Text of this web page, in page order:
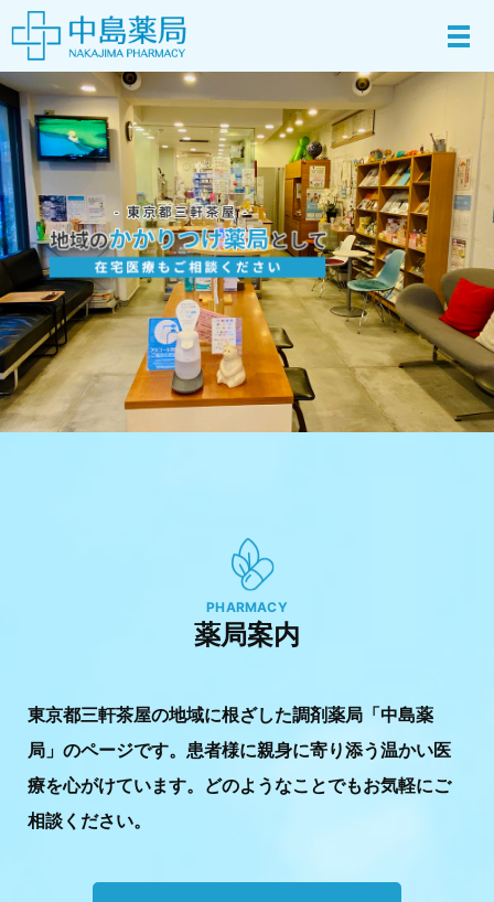
PHARMACY
薬局案内
東京都三軒茶屋の地域に根ざした調剤薬局「中島薬
局」のページです。 患者様に親身に寄り添う温かい医
療を心がけています。 どのようなことでもお気軽にご
相談ください。